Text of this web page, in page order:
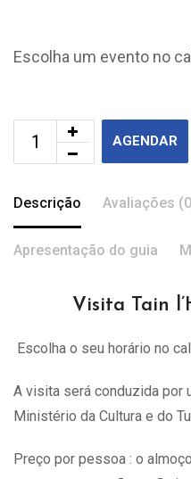
Escolha um evento no
AGENDAR
Descrição Avaliações
Apresentação do guia
Visita Tain
Escolha o seu horário no
A visita será conduzida por
Ministério da Cultura e do
Preço por pessoa : o